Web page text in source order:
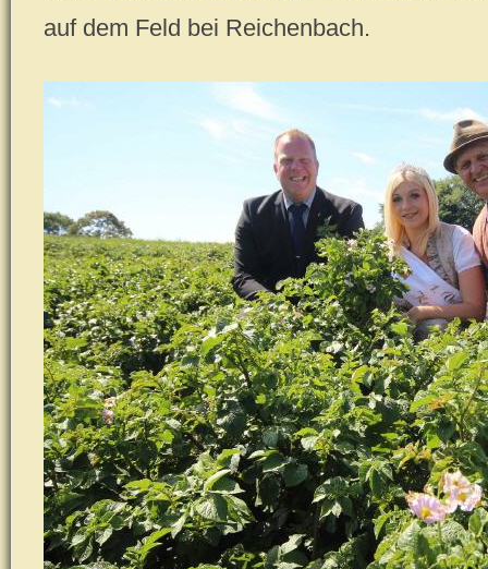
auf dem Feld bei Reichenbach.